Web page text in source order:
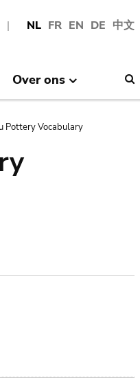
NL FR EN DE 中文
Over ons
Pottery Vocabulary